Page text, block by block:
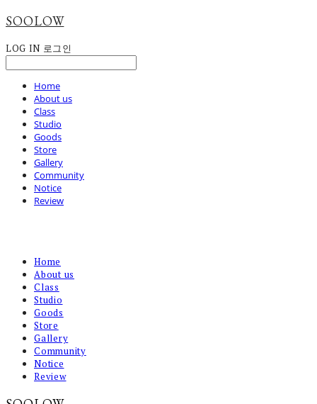
SOOLOW
LOG IN 로그인
Home
About us
Class
Studio
Goods
Store
Gallery
Community
Notice
Review
Home
About us
Class
Studio
Goods
Store
Gallery
Community
Notice
Review